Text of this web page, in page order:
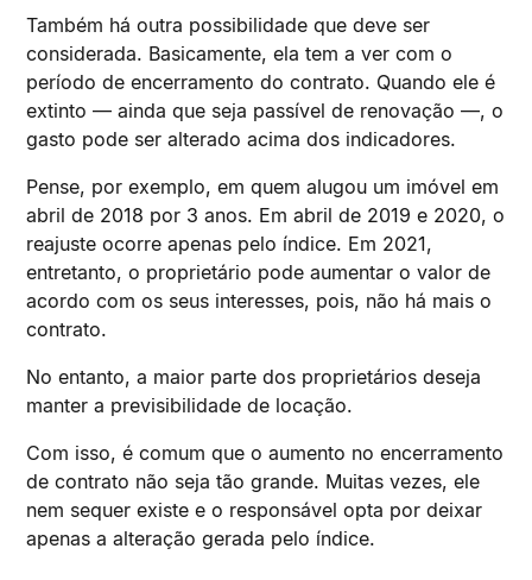
Também há outra possibilidade que deve ser
considerada. Basicamente, ela tem a ver com o
período de encerramento do contrato. Quando ele é
extinto — ainda que seja passível de renovação —, o
gasto pode ser alterado acima dos indicadores.
Pense, por exemplo, em quem alugou um imóvel em
abril de 2018 por 3 anos. Em abril de 2019 e 2020, o
reajuste ocorre apenas pelo índice. Em 2021,
entretanto, o proprietário pode aumentar o valor de
acordo com os seus interesses, pois, não há mais o
contrato.
No entanto, a maior parte dos proprietários deseja
manter a previsibilidade de locação.
Com isso, é comum que o aumento no encerramento
de contrato não seja tão grande. Muitas vezes, ele
nem sequer existe e o responsável opta por deixar
apenas a alteração gerada pelo índice.